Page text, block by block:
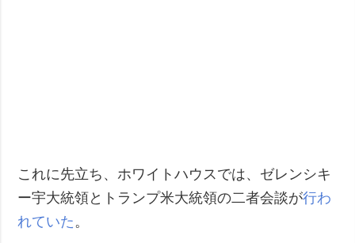
これに先立ち、ホワイトハウスでは、ゼレンシキ
ー宇大統領とトランプ米大統領の二者会談が行わ
れていた 。